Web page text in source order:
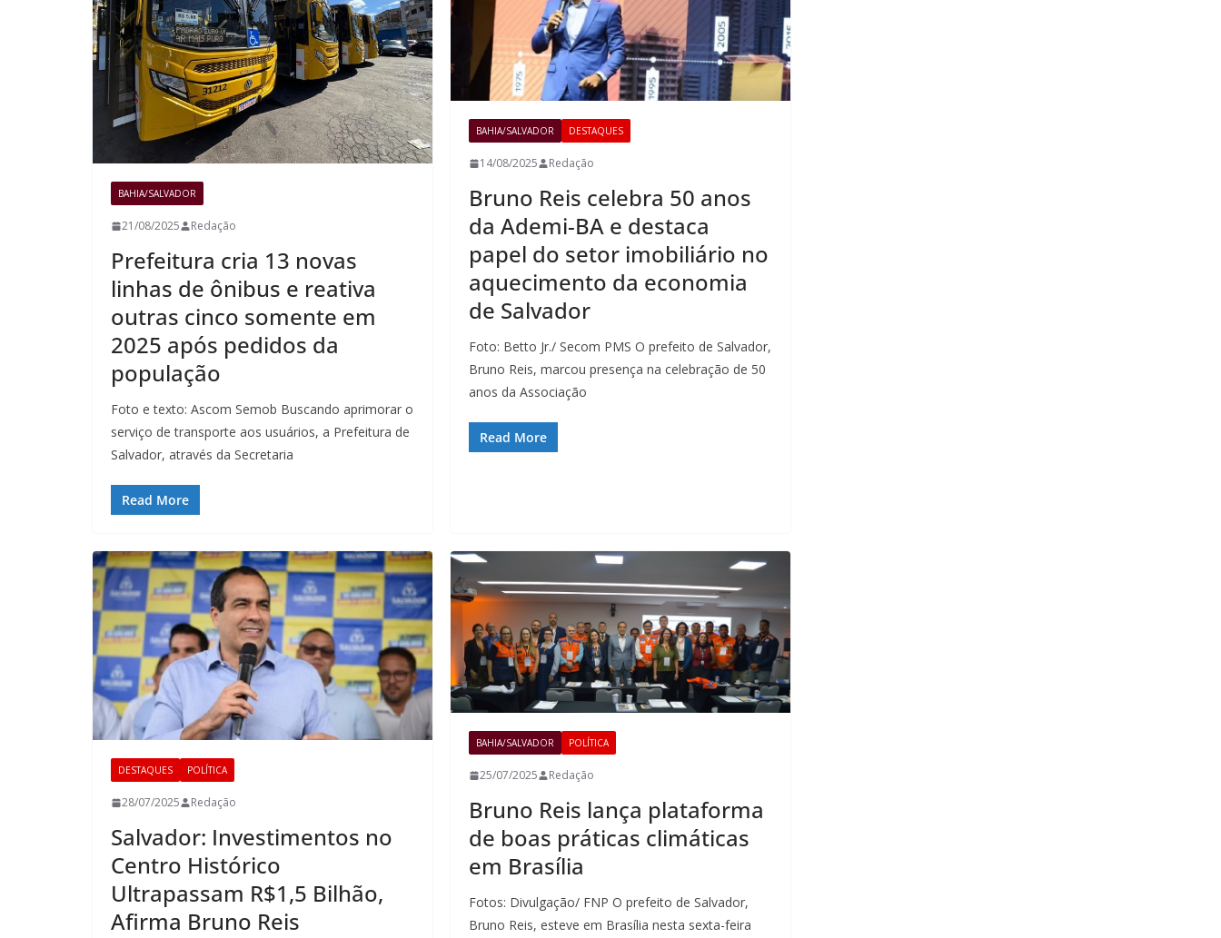
BAHIA/SALVADOR
21/08/2025 Redação
Prefeitura cria 13 novas
linhas de ônibus e reativa
outras cinco somente em
2025 após pedidos da
população
Foto e texto: Ascom Semob Buscando aprimorar o
serviço de transporte aos usuários, a Prefeitura de
Salvador, através da Secretaria
Read More
BAHIA/SALVADOR DESTAQUES
14/08/2025 Redação
Bruno Reis celebra 50 anos
da Ademi-BA e destaca
papel do setor imobiliário no
aquecimento da economia
de Salvador
Foto: Betto Jr./ Secom PMS O prefeito de Salvador,
Bruno Reis, marcou presença na celebração de 50
anos da Associação
Read More
DESTAQUES POLÍTICA
28/07/2025 Redação
Salvador: Investimentos no
Centro Histórico
Ultrapassam R$1,5 Bilhão,
Afirma Bruno Reis
BAHIA/SALVADOR POLÍTICA
25/07/2025 Redação
Bruno Reis lança plataforma
de boas práticas climáticas
em Brasília
Fotos: Divulgação/ FNP O prefeito de Salvador,
Bruno Reis, esteve em Brasília nesta sexta-feira